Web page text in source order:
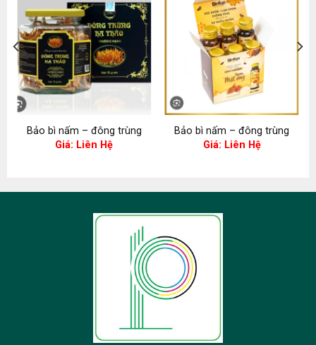
Bảo bì nấm – đông trùng
Giá: Liên Hệ
Bảo bì nấm – đông trùng
Giá: Liên Hệ